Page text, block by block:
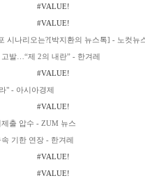
#VALUE!
#VALUE!
시나리오는?[박지환의 뉴스톡] - 노컷뉴
고발…“제 2의 내란” - 한겨레
#VALUE!
" - 아시아경제
#VALUE!
출 압수 - ZUM 뉴스
기한 연장 - 한겨레
#VALUE!
#VALUE!